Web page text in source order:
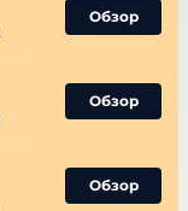
Обзор
Обзор
Обзор